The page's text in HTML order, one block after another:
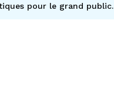
pour le grand public.